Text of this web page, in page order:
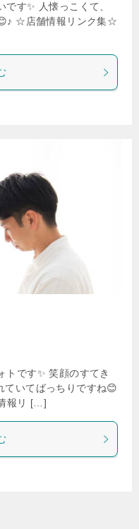
す✨ 人懐っこくて、
☆店舗情報リンク集☆
トです✨ 笑顔のすてき
ていてばっちりですね😊
報リ […]